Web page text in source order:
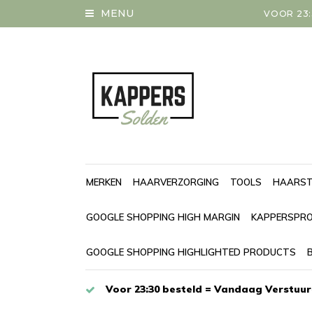
MENU VOOR
MERKEN HAARVERZORGING TOOLS
GOOGLE SHOPPING HIGH MARGIN
GOOGLE SHOPPING HIGHLIGHTED PRODUCTS
Voor 23:30 besteld = Vandaag